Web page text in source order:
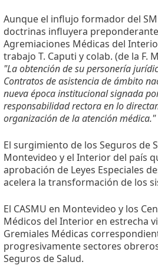
Aunque el influjo formador del
doctrinas influyera
Agremiaciones Médicas del
trabajo T. Caputi y colab. (de la F.
"La obtención de su personería
Contratos de asistencia de ámbito
nueva época institucional signada
responsabilidad rectora en lo
organización de la atención médica."
El surgimiento de los Seguros de
Montevideo y el Interior del país
aprobación de Leyes Especiales
acelera la transformación de los
El CASMU en Montevideo y los
Médicos del Interior en estrecha
Gremiales Médicas
progresivamente sectores
Seguros de Salud.